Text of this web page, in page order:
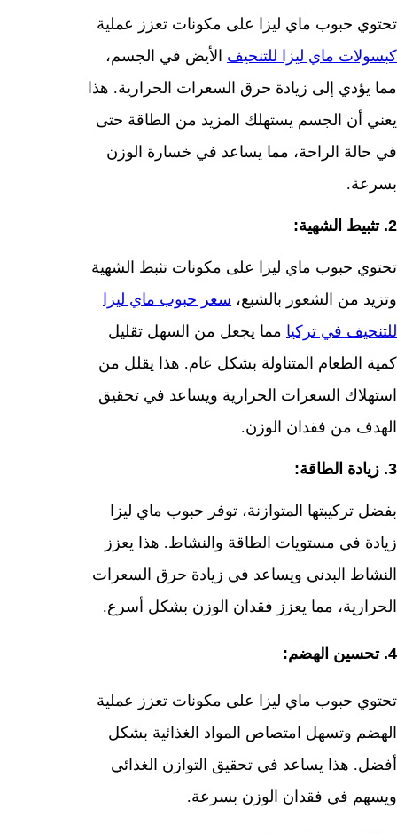
تحتوي حبوب ماي ليزا على مكونات تعزز عملية
كبسولات ماي ليزا للتنحيف الأيض في الجسم،
مما يؤدي إلى زيادة حرق السعرات الحرارية. هذا
يعني أن الجسم يستهلك المزيد من الطاقة حتى
في حالة الراحة، مما يساعد في خسارة الوزن
بسرعة.
2. تثبيط الشهية:
تحتوي حبوب ماي ليزا على مكونات تثبط الشهية
وتزيد من الشعور بالشبع، سعر حبوب ماي ليزا
للتنحيف في تركيا مما يجعل من السهل تقليل
كمية الطعام المتناولة بشكل عام. هذا يقلل من
استهلاك السعرات الحرارية ويساعد في تحقيق
الهدف من فقدان الوزن.
3. زيادة الطاقة:
بفضل تركيبتها المتوازنة، توفر حبوب ماي ليزا
زيادة في مستويات الطاقة والنشاط. هذا يعزز
النشاط البدني ويساعد في زيادة حرق السعرات
الحرارية، مما يعزز فقدان الوزن بشكل أسرع.
4. تحسين الهضم:
تحتوي حبوب ماي ليزا على مكونات تعزز عملية
الهضم وتسهل امتصاص المواد الغذائية بشكل
أفضل. هذا يساعد في تحقيق التوازن الغذائي
ويسهم في فقدان الوزن بسرعة.